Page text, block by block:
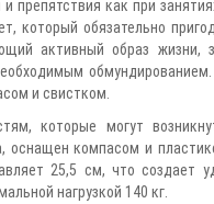
как при
который обязательно
активный образ жизни,
и свистком.
которые могут
оснащен компасом и
25,5 см, что создает
нагрузкой 140 кг.